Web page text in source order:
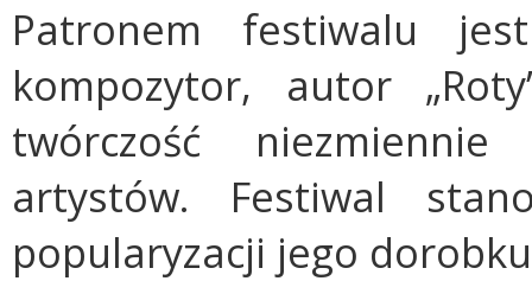
Patronem festiwalu
kompozytor, autor
twórczość
artystów. Festiwal
popularyzacji jego